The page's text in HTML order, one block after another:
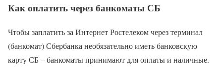
Как оплатить через банкоматы СБ
Чтобы заплатить за Интернет Ростелеком через терминал
(банкомат) Сбербанка необязательно иметь банковскую
карту СБ – банкоматы принимают для оплаты и наличные.